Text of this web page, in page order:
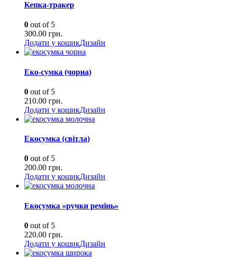
Кепка-тракер
0 out of 5
300.00 грн.
Додати у кошикДизайн
Еко-сумка (чорна)
0 out of 5
210.00 грн.
Додати у кошикДизайн
Екосумка (світла)
0 out of 5
200.00 грн.
Додати у кошикДизайн
Екосумка «ручки ремінь»
0 out of 5
220.00 грн.
Додати у кошикДизайн